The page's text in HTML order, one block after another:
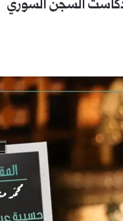
السجن السوري